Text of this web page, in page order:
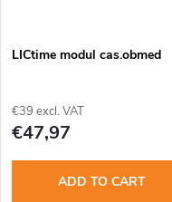
LICtime modul cas.obmed
€39 excl. VAT
€47,97
ADD TO CART